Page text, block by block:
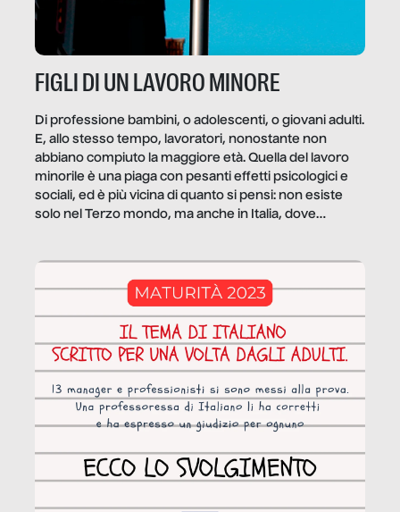
FIGLI DI UN LAVORO MINORE
Di professione bambini, o adolescenti, o giovani adulti.
E, allo stesso tempo, lavoratori, nonostante non
abbiano compiuto la maggiore età. Quella del lavoro
minorile è una piaga con pesanti effetti psicologici e
sociali, ed è più vicina di quanto si pensi: non esiste
solo nel Terzo mondo, ma anche in Italia, dove